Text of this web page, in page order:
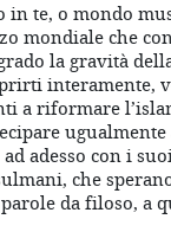
in te, o mondo
mondiale che
la gravità
interamente,
a riformare
adesso con i
che
da filoso, a